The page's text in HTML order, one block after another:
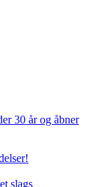
30 år og åbner
slags